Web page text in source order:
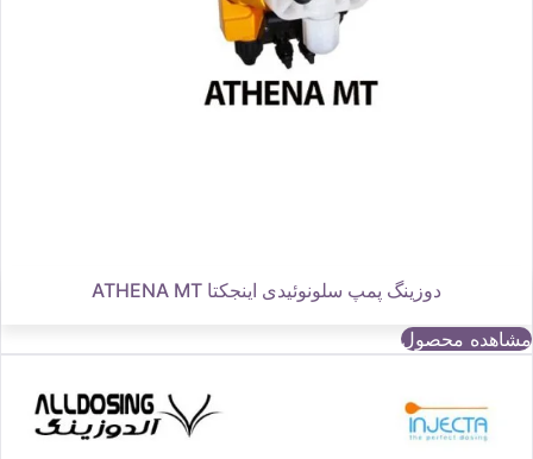
دوزینگ پمپ سلونوئیدی اینجکتا ATHENA MT
مشاهده محصول